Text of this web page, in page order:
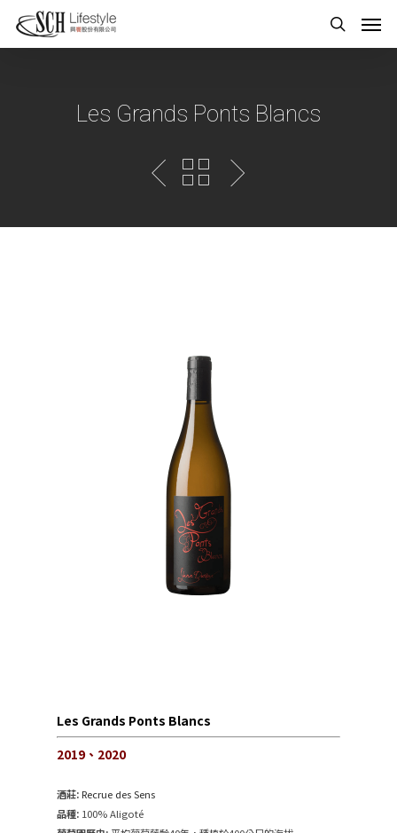
Les Grands Ponts Blancs
Les Grands Ponts Blancs
2019、2020
酒莊:Recrue des Sens
品種: 100% Aligoté